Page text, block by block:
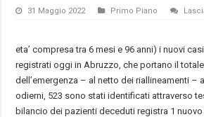
31 Maggio 2022 Primo Piano
eta’ compresa tra 6 mesi e 96 anni) i nuovi
registrati oggi in Abruzzo, che portano il totale
dell’emergenza – al netto dei riallineamenti –
odierni, 523 sono stati identificati attraverso
bilancio dei pazienti deceduti registra 1